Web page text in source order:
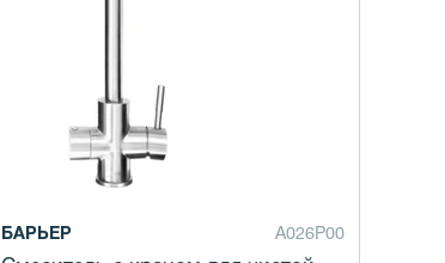
БАРЬЕР А026Р00